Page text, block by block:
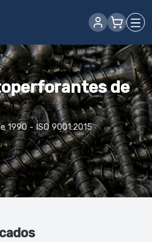
de
1990 - ISO 9001:2015